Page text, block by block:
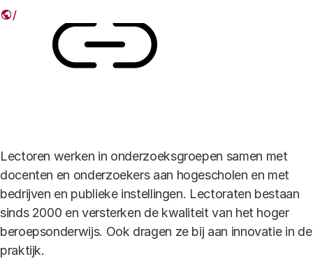
Lectoren werken in onderzoeksgroepen samen met
docenten en onderzoekers aan hogescholen en met
bedrijven en publieke instellingen. Lectoraten bestaan
sinds 2000 en versterken de kwaliteit van het hoger
beroepsonderwijs. Ook dragen ze bij aan innovatie in de
praktijk.